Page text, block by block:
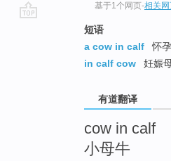
基于1个网页-相关
短语
a cow in calf
怀
in calf cow
妊娠
有道翻译
cow in calf
小母牛